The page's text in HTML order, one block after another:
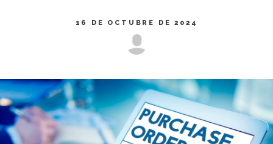
16 DE OCTUBRE DE 2024